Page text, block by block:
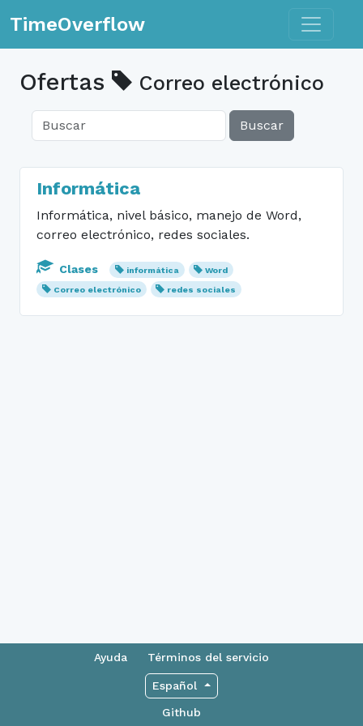
TimeOverflow Toggle
Ofertas Correo electrónico
Buscar
Informática
Informática, nivel básico, manejo de Word,
correo electrónico, redes sociales.
Clases informática
Word
Correo electrónico
redes sociales
Ayuda Términos del servicio
Español
Github